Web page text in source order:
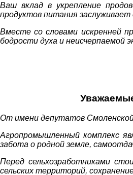
Ваш вклад в укрепление
продуктов питания заслуживает
Вместе со словами искренней
бодрости духа и неисчерпаемой
От имени депутатов
Агропромышленный комплекс
забота о родной земле,
Перед сельхозработниками
сельских территорий,